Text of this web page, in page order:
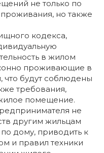
не только по
но также
кодекса,
в жилом
проживающие в
что будут соблюдены
требования,
помещение.
не
другим жильцам
дому, приводить к
и правил техники